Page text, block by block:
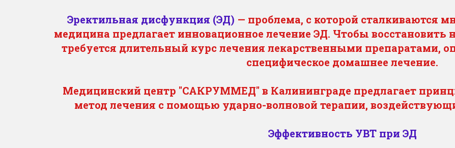
Эректильная дисфункция (ЭД) — проблема, с которой сталкиваются
медицина предлагает инновационное лечение ЭД. Чтобы
требуется длительный курс лечения лекарственными препаратами,
специфическое домашнее лечение.
Медицинский центр "САКРУММЕД" в Калининграде предлагает
метод лечения с помощью ударно-волновой терапии,
Эффективность УВТ при ЭД